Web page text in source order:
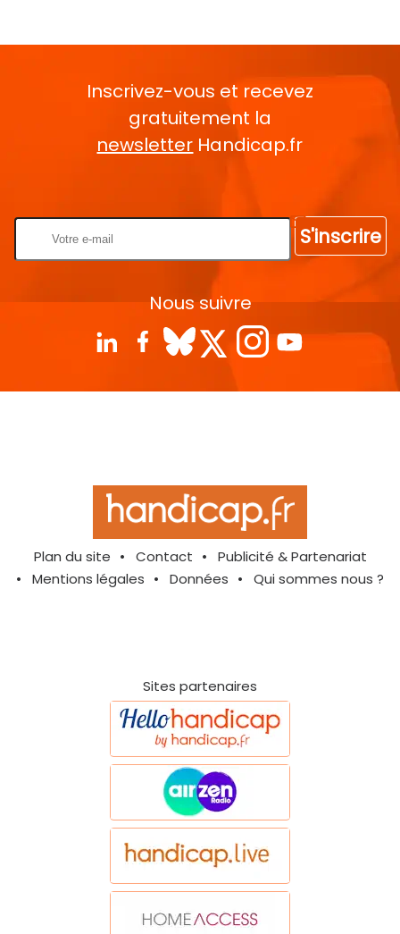
Inscrivez-vous et recevez
gratuitement la
newsletter Handicap.fr
S'inscrire
Nous suivre
Plan du site Contact
Publicité & Partenariat
Mentions légales
Données Qui sommes nous ?
Sites partenaires